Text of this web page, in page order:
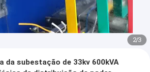
2/3
da subestação de 33kv 600kVA